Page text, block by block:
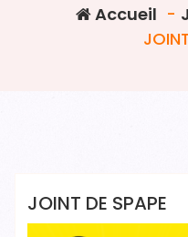
Accueil -
JOINT DE SPAPE